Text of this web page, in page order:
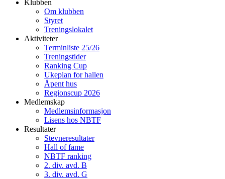
Klubben
Om klubben
Styret
Treningslokalet
Aktiviteter
Terminliste 25/26
Treningstider
Ranking Cup
Ukeplan for hallen
Åpent hus
Regionscup 2026
Medlemskap
Medlemsinformasjon
Lisens hos NBTF
Resultater
Stevneresultater
Hall of fame
NBTF ranking
2. div. avd. B
3. div. avd. G